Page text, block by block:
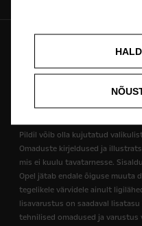
Tulevik kuulub kõigile ©
Ümbertöötlemine
Pildil võib olla kujutatud
Omaduste kirjeldused ja
mis ei kuulu tavatarnesse.
Opel jätab endale õiguse muuta
tegelikele värvidele ainult
lisavarustus on saadaval
tehnilised omadused ja varustus